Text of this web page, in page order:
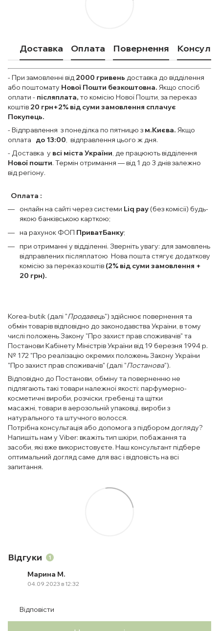
Доставка Оплата Повернення
- При замовленні від 2000 гривень доставка до відділення
або поштомату Нової Пошти безкоштовна. Якщо спосіб
оплати - післяплата, то комісію Нової Пошти, за переказ
коштів 20 грн+2% від суми замовлення сплачує
Покупець.
- Відправлення з понеділка по пятницю з м.Києва. Якщо
оплата до 13:00 , відправлення цього ж дня.
- Доставка у всі міста України , де працюють відділення
Нової пошти. Термін отримання — від 1 до 3 днів залежно
від регіону.
Оплата :
онлайн на сайті через системи Liq pay (без комісії) будь-
якою банківською карткою;
на рахунок ФОП ПриватБанку;
при отриманні у відділенні. Зверніть увагу: для замовлень
відправлених післяплатою Нова пошта стягує додаткову
комісію за переказ коштів (2% від суми замовлення +
20 грн).
Korea-butik (далі "Продавець") здійснює повернення та
обмін товарів відповідно до законодавства України, в тому
числі положень Закону "Про захист прав споживачів" та
Постанови Кабінету Міністрів України від 19 березня 1994 р.
№ 172 "Про реалізацію окремих положень Закону України
"Про захист прав споживачів" (далі "Постанова").
Відповідно до Постанови, обміну та поверненню не
підлягають такі товари належної якості: парфумерно-
косметичні вироби, розчіски, гребенці та щітки
масажні, товари в аерозольній упаковці, вироби з
натурального та штучного волосся.
Потрібна консультація або допомога з підбором догляду?
Напишіть нам у Viber: вкажіть тип шкіри, побажання та
засоби, які вже використовуєте. Наш консультант підбере
оптимальний догляд саме для вас і відповість на всі
запитання.
Відгуки 1
Марина М.
04.09.2023 в 12:32
Відповісти